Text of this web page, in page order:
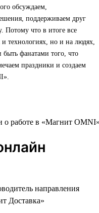
обсуждаем,
поддерживаем друг
Потому что в итоге все
и технологиях, но и на людях,
быть фанатами того, что
праздники и создаем
направления
Доставка»